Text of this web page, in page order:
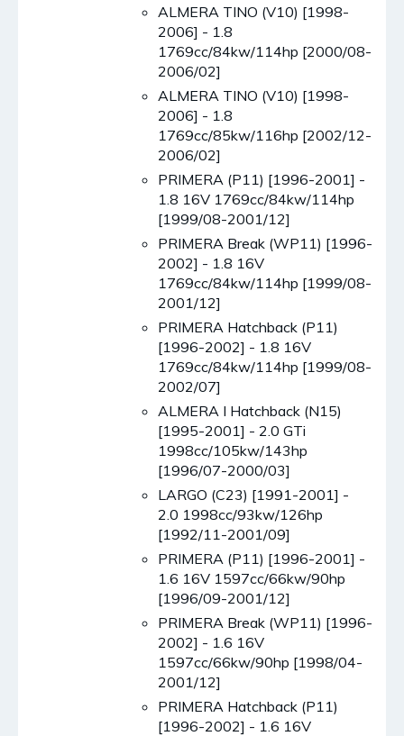
ALMERA TINO (V10) [1998-
2006] - 1.8
1769cc/84kw/114hp [2000/08-
2006/02]
ALMERA TINO (V10) [1998-
2006] - 1.8
1769cc/85kw/116hp [2002/12-
2006/02]
PRIMERA (P11) [1996-2001] -
1.8 16V 1769cc/84kw/114hp
[1999/08-2001/12]
PRIMERA Break (WP11) [1996-
2002] - 1.8 16V
1769cc/84kw/114hp [1999/08-
2001/12]
PRIMERA Hatchback (P11)
[1996-2002] - 1.8 16V
1769cc/84kw/114hp [1999/08-
2002/07]
ALMERA I Hatchback (N15)
[1995-2001] - 2.0 GTi
1998cc/105kw/143hp
[1996/07-2000/03]
LARGO (C23) [1991-2001] -
2.0 1998cc/93kw/126hp
[1992/11-2001/09]
PRIMERA (P11) [1996-2001] -
1.6 16V 1597cc/66kw/90hp
[1996/09-2001/12]
PRIMERA Break (WP11) [1996-
2002] - 1.6 16V
1597cc/66kw/90hp [1998/04-
2001/12]
PRIMERA Hatchback (P11)
[1996-2002] - 1.6 16V